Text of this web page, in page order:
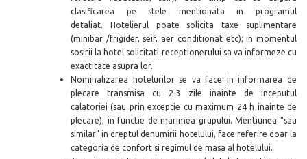
clasificarea pe stele mentionata in programul
detaliat. Hotelierul poate solicita taxe suplimentare
(minibar /frigider, seif, aer conditionat etc); in momentul
sosirii la hotel solicitati receptionerului sa va informeze cu
exactitate asupra lor.
Nominalizarea hotelurilor se va face in informarea de
plecare transmisa cu 2-3 zile inainte de inceputul
calatoriei (sau prin exceptie cu maximum 24 h inainte de
plecare), in functie de marimea grupului. Mentiunea ”sau
similar” in dreptul denumirii hotelului, face referire doar la
categoria de confort si regimul de masa al hotelului.